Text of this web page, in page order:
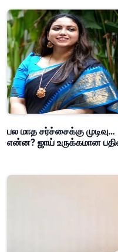
பல மாத சர்ச்சைக்கு
என்ன? ஜாய் உருக்கமான